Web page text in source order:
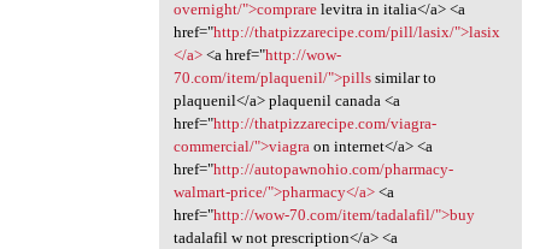
overnight/">comprarelevitra in italia</a> <a
href="http://thatpizzarecipe.com/pill/lasix/">lasix
</a><a href="http://wow-
70.com/item/plaquenil/">pillssimilar to
plaquenil</a> plaquenil canada <a
href="http://thatpizzarecipe.com/viagra-
commercial/">viagra on internet</a> <a
href="http://autopawnohio.com/pharmacy-
walmart-price/">pharmacy</a><a
href="http://wow-70.com/item/tadalafil/">buy
tadalafil w not prescription</a> <a